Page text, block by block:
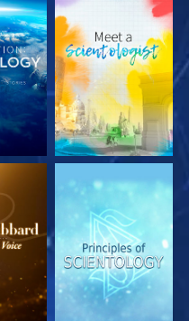
DÉCOUVRIR LES
SÉRIES